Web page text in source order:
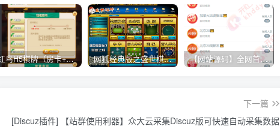
红鸟H5棋牌（房卡+金币）全套双模式游戏源码 网狐经典版之盛世棋牌完整游戏源码（包含文档、架设教程、网站、源代码等） 【网站源码】全网首发+旗舰28完美运营Java版高仿28圈+彩种丰富+机器人+眯牌
下一篇
[Discuz插件] 【站群使用利器】众大云采集Discuz版可快速自动采集数据